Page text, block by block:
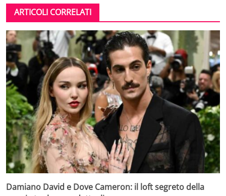
ARTICOLI CORRELATI
Damiano David e Dove Cameron: il loft segreto della